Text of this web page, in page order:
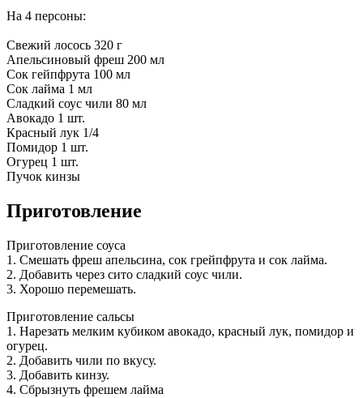
На 4 персоны:
Свежий лосось 320 г
Апельсиновый фреш 200 мл
Сок гейпфрута 100 мл
Сок лайма 1 мл
Сладкий соус чили 80 мл
Авокадо 1 шт.
Красный лук 1/4
Помидор 1 шт.
Огурец 1 шт.
Пучок кинзы
Приготовление
Приготовление соуса
1. Смешать фреш апельсина, сок грейпфрута и сок лайма.
2. Добавить через сито сладкий соус чили.
3. Хорошо перемешать.
Приготовление сальсы
1. Нарезать мелким кубиком авокадо, красный лук, помидор и
огурец.
2. Добавить чили по вкусу.
3. Добавить кинзу.
4. Сбрызнуть фрешем лайма